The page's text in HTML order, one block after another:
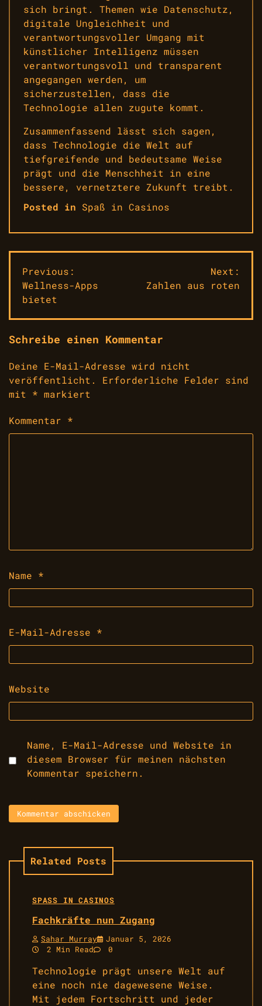
sich bringt. Themen wie Datenschutz,
digitale Ungleichheit und
verantwortungsvoller Umgang mit
künstlicher Intelligenz müssen
verantwortungsvoll und transparent
angegangen werden, um
sicherzustellen, dass die
Technologie allen zugute kommt.
Zusammenfassend lässt sich sagen,
dass Technologie die Welt auf
tiefgreifende und bedeutsame Weise
prägt und die Menschheit in eine
bessere, vernetztere Zukunft treibt.
Posted in Spaß in Casinos
Beitragsnavigation
Previous:
Wellness-Apps
bietet
Next:
Zahlen aus roten
Schreibe einen Kommentar
Deine E-Mail-Adresse wird nicht
veröffentlicht.
Erforderliche Felder sind
mit * markiert
Kommentar *
Name *
E-Mail-Adresse *
Website
Name, E-Mail-Adresse und Website in
diesem Browser für meinen nächsten
Kommentar speichern.
Related Posts
SPASS IN CASINOS
Fachkräfte nun Zugang
Sahar Murray
Januar 5, 2026
2 Min Read
0
Technologie prägt unsere Welt auf
eine noch nie dagewesene Weise.
Mit jedem Fortschritt und jeder